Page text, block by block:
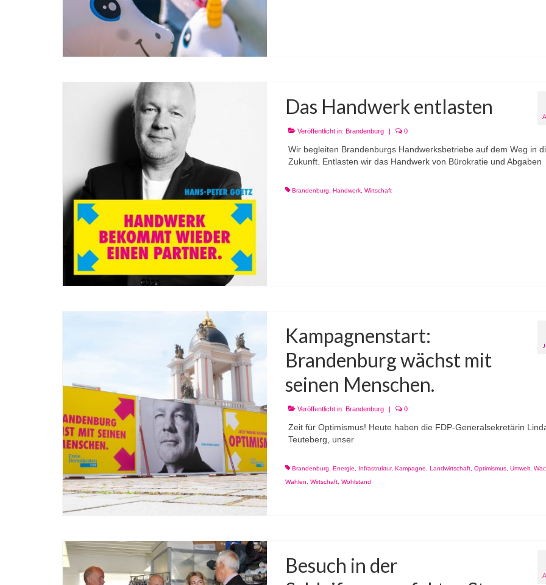
Das Handwerk entlasten
Veröffentlicht in: Brandenburg | 0
Wir begleiten Brandenburgs Handwerksbetriebe auf dem Weg in
Zukunft. Entlasten wir das Handwerk von Bürokratie und Abgaben
Brandenburg Handwerk, Wirtschaft
Kampagnenstart:
Brandenburg wächst mit
seinen Menschen.
Veröffentlicht in: Brandenburg 0
Zeit für Optimismus! Heute haben die FDP-Generalsekretärin
Teuteberg, unser
Brandenburg, Energie, Infrastruktur, Kampagne, Landwirtschaft, Optimismus, Umwelt,
Wahlen, Wirtschaft, Wohlstand
Besuch in der